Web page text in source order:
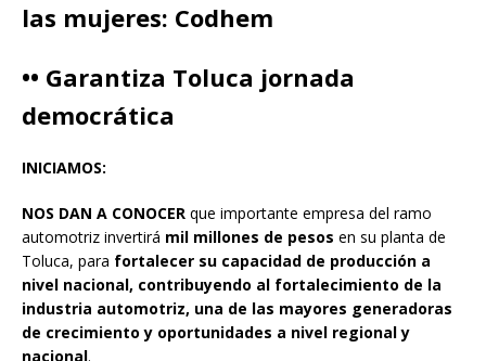
las mujeres: Codhem
•• Garantiza Toluca jornada
democrática
INICIAMOS:
NOS DAN A CONOCER que importante empresa del ramo
automotriz invertirá mil millones de pesos en su planta de
Toluca, para fortalecer su capacidad de producción a
nivel nacional, contribuyendo al fortalecimiento de la
industria automotriz, una de las mayores generadoras
de crecimiento y oportunidades a nivel regional y
nacional.